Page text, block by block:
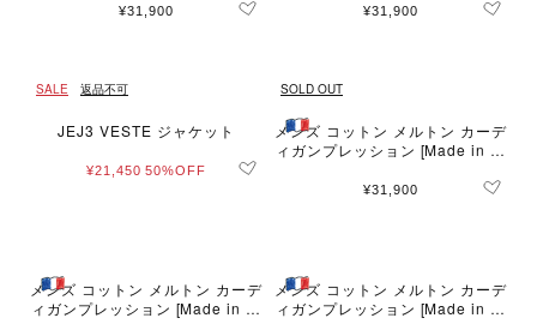
¥31,900 ¥31,900
SALE 返品不可
JEJ3 VESTE ジャケット
¥21,450 50%OFF
SOLD OUT
メンズ コットン メルトン カーデ
ィガンプレッション [Made in Fr
¥31,900
メンズ コットン メルトン カーデ
ィガンプレッション [Made in Fr
メンズ コットン メルトン カーデ
ィガンプレッション [Made in Fr